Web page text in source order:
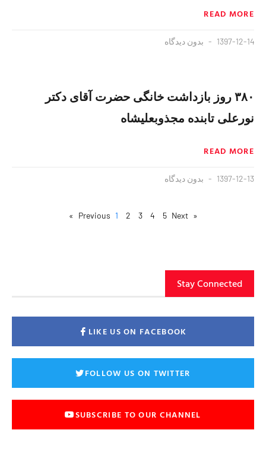
READ MORE
1397-12-14 بدون دیدگاه
۳۸۰ روز بازداشت خانگی حضرت آقای دکتر
نورعلی تابنده مجذوبعلیشاه
READ MORE
1397-12-13 بدون دیدگاه
« Previous
1 2 3 4 5 Next »
Stay Connected
LIKE US ON FACEBOOK
FOLLOW US ON TWITTER
SUBSCRIBE TO OUR CHANNEL